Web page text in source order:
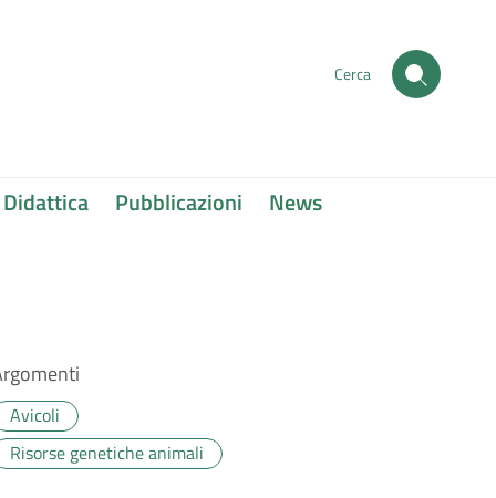
Cerca
Didattica Pubblicazioni News
Avicoli
Risorse genetiche animali